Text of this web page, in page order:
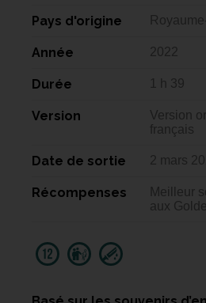
Pays d'origine
Année 2022
Durée 1 h 39
Version
Version
français
Date de sortie 2 mars
Récompenses
Meilleur
aux